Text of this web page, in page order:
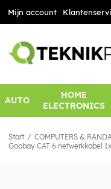
Mijn account
AUTO
HOME
ELECTRONICS
Start COMPUTERS &
Goobay CAT 6 netwerkkabel